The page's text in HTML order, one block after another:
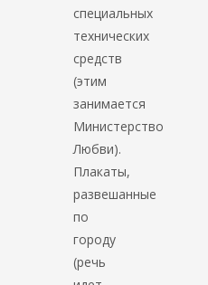
специальных
технических
средств
(этим
занимается
Министерство
Любви).
Плакаты,
развешанные
по
городу
(речь